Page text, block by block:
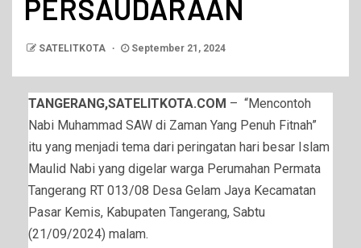
PERSAUDARAAN
SATELITKOTA September 21, 2024
TANGERANG,SATELITKOTA.COM – “Mencontoh
Nabi Muhammad SAW di Zaman Yang Penuh Fitnah”
itu yang menjadi tema dari peringatan hari besar Islam
Maulid Nabi yang digelar warga Perumahan Permata
Tangerang RT 013/08 Desa Gelam Jaya Kecamatan
Pasar Kemis, Kabupaten Tangerang, Sabtu
(21/09/2024) malam.